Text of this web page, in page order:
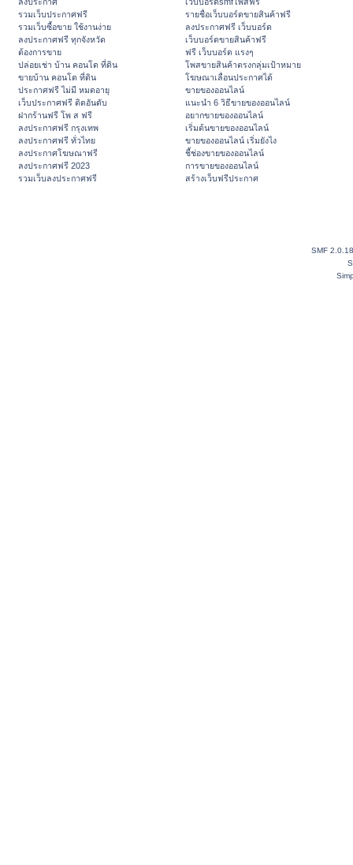
รวมเว็บประกาศฟรี
รวมเว็บซื้อขาย ใช้งานง่าย
ลงประกาศฟรี ทุกจังหวัด
ต้องการขาย
ปล่อยเช่า บ้าน คอนโด ที่ดิน
ขายบ้าน คอนโด ที่ดิน
ประกาศฟรี ไม่มี หมดอายุ
เว็บประกาศฟรี ติดอันดับ
ฝากร้านฟรี โพ ส ฟรี
ลงประกาศฟรี กรุงเทพ
ลงประกาศฟรี ทั่วไทย
ลงประกาศโฆษณาฟรี
ลงประกาศฟรี 2023
รวมเว็บลงประกาศฟรี
รายชื่อเว็บบอร์ดขายสินค้าฟรี
ลงประกาศฟรี เว็บบอร์ด
เว็บบอร์ดขายสินค้าฟรี
ฟรี เว็บบอร์ด แรงๆ
โพสขายสินค้าตรงกลุ่มเป้าหมาย
โฆษณาเลื่อนประกาศได้
ขายของออนไลน์
แนะนำ 6 วิธีขายของออนไลน์
อยากขายของออนไลน์
เริ่มต้นขายของออนไลน์
ขายของออนไลน์ เริ่มยังไง
ชี้ช่องขายของออนไลน์
การขายของออนไลน์
สร้างเว็บฟรีประกาศ
SMF 2.0.18